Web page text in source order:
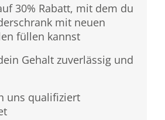
30% Rabatt, mit dem du
mit neuen
füllen kannst
Gehalt zuverlässig und
uns qualifiziert